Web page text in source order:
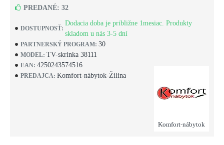
DOSTUPNOSŤ:
Dodacia doba je približne 1mesiac. Produkty
skladom u nás 3-5 dní
PARTNERSKÝ PROGRAM: 30
MODEL: TV-skrinka 38111
EAN: 4250243574516
PREDAJCA: Komfort-nábytok-Žilina
Komfort-nábytok
PREDANÉ: 32